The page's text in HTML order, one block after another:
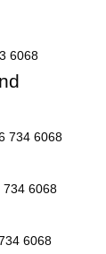
6068
734 6068
6068
6068